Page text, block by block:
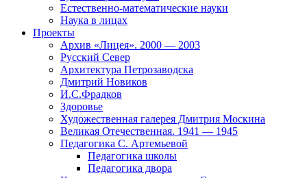
Естественно-математические науки
Наука в лицах
Проекты
Архив «Лицея». 2000 — 2003
Русский Север
Архитектура Петрозаводска
Дмитрий Новиков
И.С.Фрадков
Здоровье
Художественная галерея Дмитрия Москина
Великая Отечественная. 1941 — 1945
Педагогика С. Артемьевой
Педагогика школы
Педагогика двора